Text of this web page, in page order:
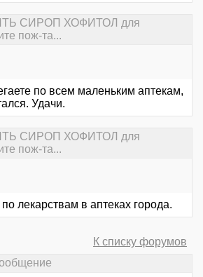
СИРОП ХОФИТОЛ для
пож-та...
по всем маленьким аптекам,
Удачи.
СИРОП ХОФИТОЛ для
пож-та...
лекарствам в аптеках города.
К списку форумов